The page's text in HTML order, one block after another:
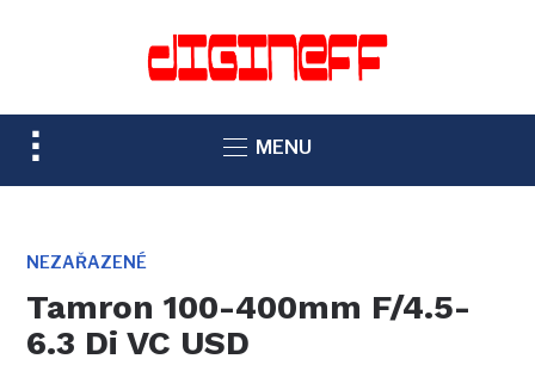
TOGGLE
SIDEBAR
NAVIGATION
MENU
NEZAŘAZENÉ
Tamron 100-400mm F/4.5-
6.3 Di VC USD